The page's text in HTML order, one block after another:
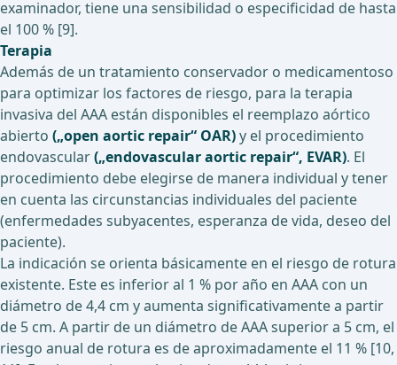
examinador, tiene una sensibilidad o especificidad de hasta
el 100 % [9].
Terapia
Además de un tratamiento conservador o medicamentoso
para optimizar los factores de riesgo, para la terapia
invasiva del AAA están disponibles el reemplazo aórtico
abierto („open aortic repair“ OAR)y el procedimiento
endovascular(„endovascular aortic repair“, EVAR). El
procedimiento debe elegirse de manera individual y tener
en cuenta las circunstancias individuales del paciente
(enfermedades subyacentes, esperanza de vida, deseo del
paciente).
La indicación se orienta básicamente en el riesgo de rotura
existente. Este es inferior al 1 % por año en AAA con un
diámetro de 4,4 cm y aumenta significativamente a partir
de 5 cm. A partir de un diámetro de AAA superior a 5 cm, el
riesgo anual de rotura es de aproximadamente el 11 % [10,